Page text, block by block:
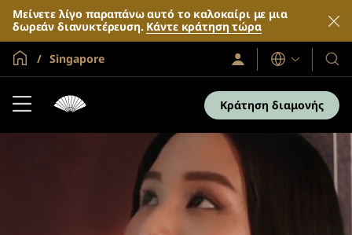
Μείνετε λίγο παραπάνω αυτό το καλοκαίρι με μια
δωρεάν διανυκτέρευση. Κάντε κράτηση τώρα
Global Home
Singapore
Σύνδεση
/
Γλώσσες
Τα
και
τα
Κράτηση διαμονής